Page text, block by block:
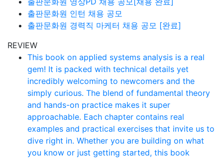
출판문화원 인턴 채용 공모
출판문화원 경력직 마케터 채용 공모 [완료]
REVIEW
This book on applied systems analysis is a real
gem! It is packed with technical details yet
incredibly welcoming to newcomers and the
simply curious. The blend of fundamental theory
and hands-on practice makes it super
approachable. Each chapter contains real
examples and practical exercises that invite us to
dive right in. Whether you are building on what
you know or just getting started, this book